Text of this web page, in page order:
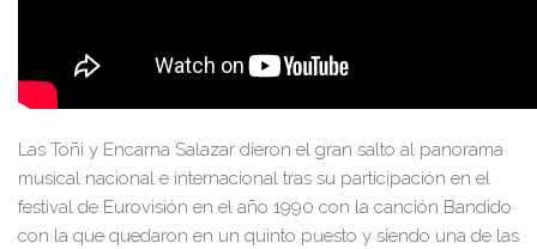
Las Toñi y Encarna Salazar dieron el gran salto al panorama
musical nacional e internacional tras su participación en el
festival de Eurovisión en el año 1990 con la canción Bandido
con la que quedaron en un quinto puesto y siendo una de las